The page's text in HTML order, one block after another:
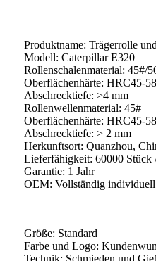
Produktname: Trägerrolle
Modell: Caterpillar E320
Rollenschalenmaterial: 45#/
Oberflächenhärte: HRC45-58
Abschrecktiefe: >4 mm
Rollenwellenmaterial: 45#
Oberflächenhärte: HRC45-58
Abschrecktiefe: > 2 mm
Herkunftsort: Quanzhou,
Lieferfähigkeit: 60000 Stück
Garantie: 1 Jahr
OEM: Vollständig individuell
Größe: Standard
Farbe und Logo: